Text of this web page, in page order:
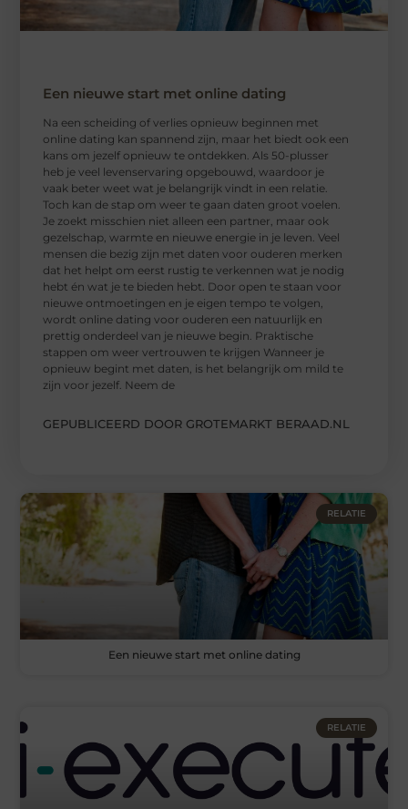
Een nieuwe start met online dating
Na een scheiding of verlies opnieuw beginnen met
online dating kan spannend zijn, maar het biedt ook een
kans om jezelf opnieuw te ontdekken. Als 50-plusser
heb je veel levenservaring opgebouwd, waardoor je
vaak beter weet wat je belangrijk vindt in een relatie.
Toch kan de stap om weer te gaan daten groot voelen.
Je zoekt misschien niet alleen een partner, maar ook
gezelschap, warmte en nieuwe energie in je leven. Veel
mensen die bezig zijn met daten voor ouderen merken
dat het helpt om eerst rustig te verkennen wat je nodig
hebt én wat je te bieden hebt. Door open te staan voor
nieuwe ontmoetingen en je eigen tempo te volgen,
wordt online dating voor ouderen een natuurlijk en
prettig onderdeel van je nieuwe begin. Praktische
stappen om weer vertrouwen te krijgen Wanneer je
opnieuw begint met daten, is het belangrijk om mild te
zijn voor jezelf. Neem de
GEPUBLICEERD DOOR GROTEMARKT BERAAD.NL
RELATIE
Een nieuwe start met online dating
RELATIE